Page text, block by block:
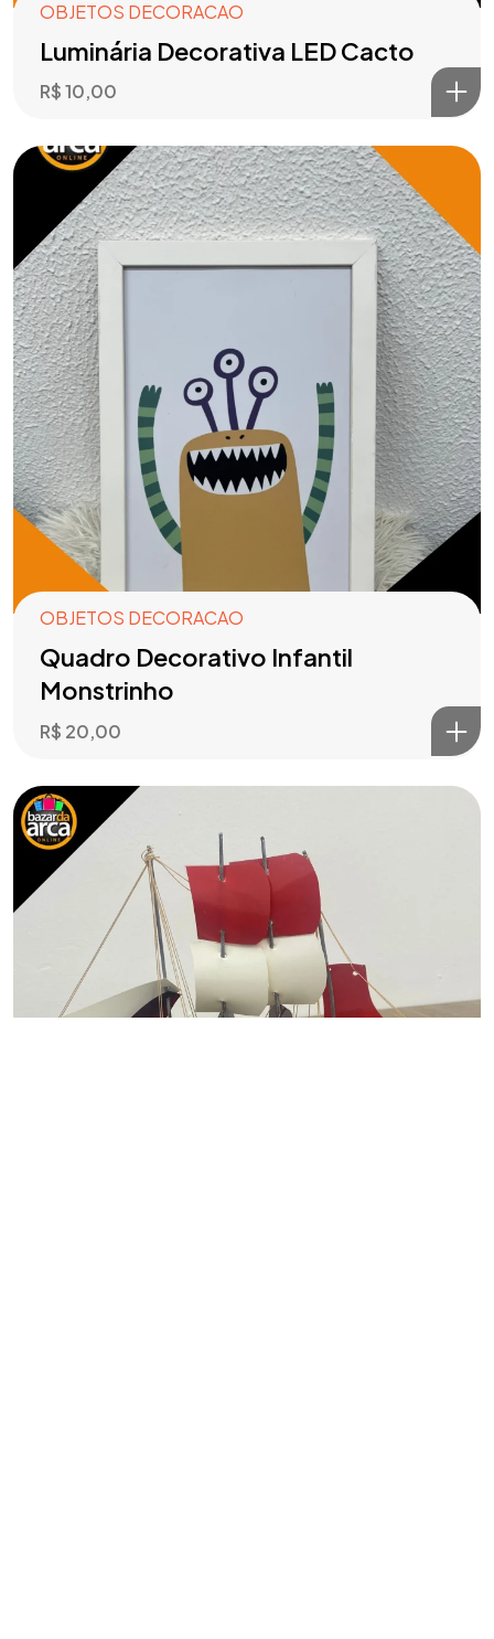
OBJETOS DECORACAO
Luminária Decorativa LED Cacto
R$10,00
OBJETOS DECORACAO
Quadro Decorativo Infantil
Monstrinho
R$ 20,00